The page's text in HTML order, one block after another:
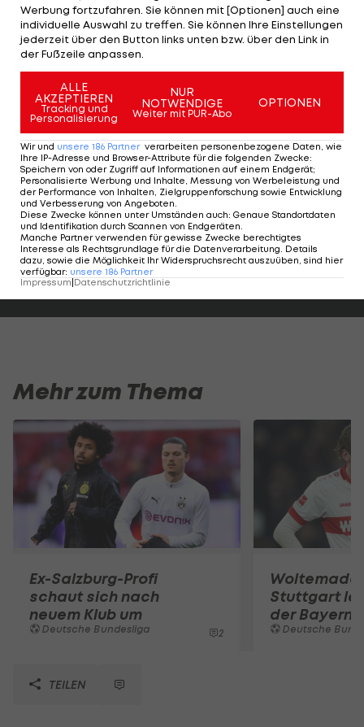
Die Top drei in dem Ranking werden vonKylian
Mbappe(180 Mio.),Raheem Sterling
(je 128 Mio.) gebildet.
Dortmund:
Favre hat
Problem mit
Haaland
Champions League
Highlights: Nach frühem Rückstand:
Austria Salzburg schießt die Vienna ab
Fußball - ADMIRAL 2. Liga
Highlights:
den FAC
Mehr zum Thema
Ex-Salzburg-Profi
schaut sich nach
neuem Klub um
Deutsche Bundesliga 2
Stuttgart
der Bayern
Deutsche
TEILEN
Werbung fortzufahren. Sie können mit [Optionen] auch eine
individuelle Auswahl zu treffen. Sie können Ihre Einstellungen
jederzeit über den Button links unten bzw. über den Link in
der Fußzeile anpassen.
ALLE
AKZEPTIEREN
Tracking und
Personalisierung
NUR
NOTWENDIGE
Weiter mit PUR-Abo
OPTIONEN
Wir und unsere 186 Partner verarbeiten personenbezogene Daten, wie
Ihre IP-Adresse und Browser-Attribute für die folgenden Zwecke:
Speichern von oder Zugriff auf Informationen auf einem Endgerät;
Personalisierte Werbung und Inhalte, Messung von Werbeleistung und
der Performance von Inhalten, Zielgruppenforschung sowie Entwicklung
und Verbesserung von Angeboten
Diese Zwecke können unter Umständen auch: Genaue Standortdaten
und Identifikation durch Scannen von Endgeräten
Manche Partner verwenden für gewisse Zwecke berechtigtes
Interesse als Rechtsgrundlage für die Datenverarbeitung. Details
dazu, sowie die Möglichkeit Ihr Widerspruchsrecht auszuüben, sind hier
verfügbar: unsere 186 Partner
Impressum|Datenschutzrichtlinie